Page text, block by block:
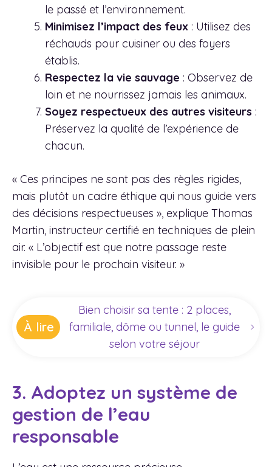
le passé et l’environnement.
Minimisez l’impact des feux : Utilisez des
réchauds pour cuisiner ou des foyers
établis.
Respectez la vie sauvage : Observez de
loin et ne nourrissez jamais les animaux.
Soyez respectueux des autres visiteurs :
Préservez la qualité de l’expérience de
chacun.
« Ces principes ne sont pas des règles rigides,
mais plutôt un cadre éthique qui nous guide vers
des décisions respectueuses », explique Thomas
Martin, instructeur certifié en techniques de plein
air. « L’objectif est que notre passage reste
invisible pour le prochain visiteur. »
À lire
Bien choisir sa tente : 2 places,
familiale, dôme ou tunnel, le guide
selon votre séjour
3. Adoptez un système de
gestion de l’eau
responsable